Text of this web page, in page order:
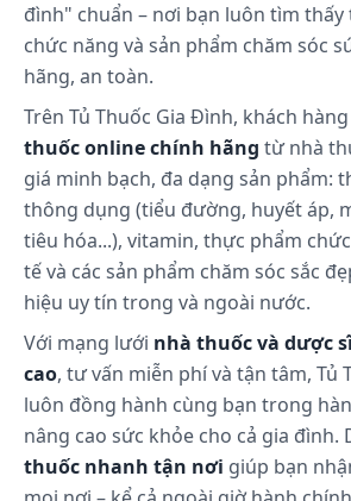
đình" chuẩn – nơi bạn luôn tìm
chức năng và sản phẩm chăm sóc
hãng, an toàn.
Trên Tủ Thuốc Gia Đình, khách
thuốc online chính hãng từ nhà
giá minh bạch, đa dạng sản phẩm:
thông dụng (tiểu đường, huyết áp,
tiêu hóa...), vitamin, thực phẩm
tế và các sản phẩm chăm sóc sắc
hiệu uy tín trong và ngoài nước.
Với mạng lưới nhà thuốc và dược
cao, tư vấn miễn phí và tận tâm, Tủ
luôn đồng hành cùng bạn trong
nâng cao sức khỏe cho cả gia đình.
thuốc nhanh tận nơi giúp bạn